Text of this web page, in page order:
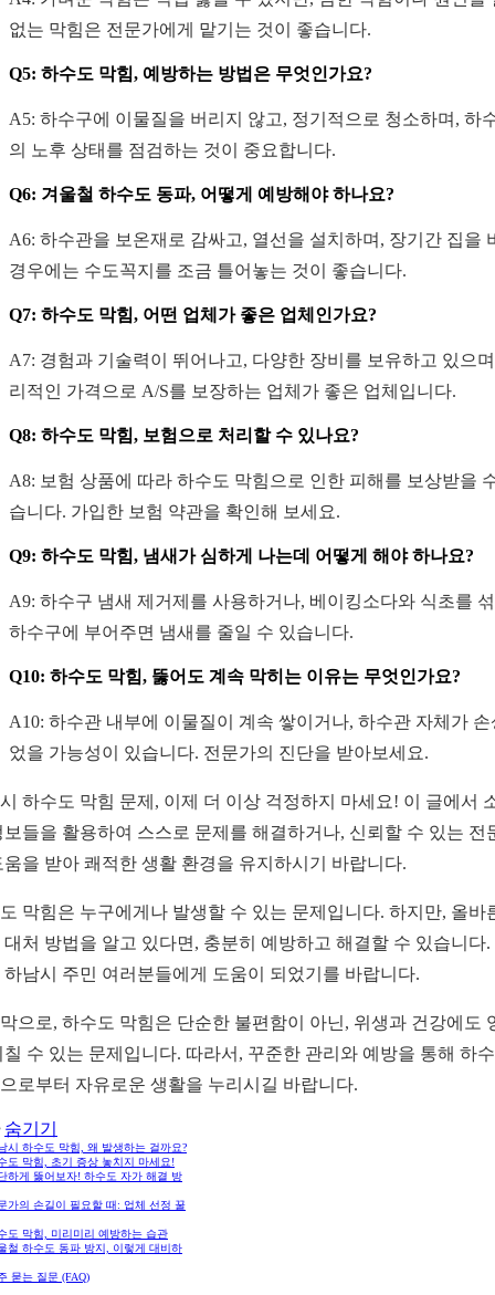
없는 막힘은 전문가에게 맡기는 것이 좋습니다.
Q5: 하수도 막힘, 예방하는 방법은 무엇인가요?
A5: 하수구에 이물질을 버리지 않고, 정기적으로 청소하며, 하
의 노후 상태를 점검하는 것이 중요합니다.
Q6: 겨울철 하수도 동파, 어떻게 예방해야 하나요?
A6: 하수관을 보온재로 감싸고, 열선을 설치하며, 장기간 집을
경우에는 수도꼭지를 조금 틀어놓는 것이 좋습니다.
Q7: 하수도 막힘, 어떤 업체가 좋은 업체인가요?
A7: 경험과 기술력이 뛰어나고, 다양한 장비를 보유하고 있으
리적인 가격으로 A/S를 보장하는 업체가 좋은 업체입니다.
Q8: 하수도 막힘, 보험으로 처리할 수 있나요?
A8: 보험 상품에 따라 하수도 막힘으로 인한 피해를 보상받을
습니다. 가입한 보험 약관을 확인해 보세요.
Q9: 하수도 막힘, 냄새가 심하게 나는데 어떻게 해야 하나요?
A9: 하수구 냄새 제거제를 사용하거나, 베이킹소다와 식초를
하수구에 부어주면 냄새를 줄일 수 있습니다.
Q10: 하수도 막힘, 뚫어도 계속 막히는 이유는 무엇인가요?
A10: 하수관 내부에 이물질이 계속 쌓이거나, 하수관 자체가 손
었을 가능성이 있습니다. 전문가의 진단을 받아보세요.
하수도 막힘 문제, 이제 더 이상 걱정하지 마세요! 이 글에서
보들을 활용하여 스스로 문제를 해결하거나, 신뢰할 수 있는 전
움을 받아 쾌적한 생활 환경을 유지하시기 바랍니다.
막힘은 누구에게나 발생할 수 있는 문제입니다. 하지만, 올바
대처 방법을 알고 있다면, 충분히 예방하고 해결할 수 있습니다.
하남시 주민 여러분들에게 도움이 되었기를 바랍니다.
으로, 하수도 막힘은 단순한 불편함이 아닌, 위생과 건강에도
칠 수 있는 문제입니다. 따라서, 꾸준한 관리와 예방을 통해 하
로부터 자유로운 생활을 누리시길 바랍니다.
숨기기
시 하수도 막힘, 왜 발생하는 걸까요?
도 막힘, 초기 증상 놓치지 마세요!
하게 뚫어보자! 하수도 자가 해결 방
가의 손길이 필요할 때: 업체 선정 꿀
도 막힘, 미리미리 예방하는 습관
철 하수도 동파 방지, 이렇게 대비하
묻는 질문 (FAQ)